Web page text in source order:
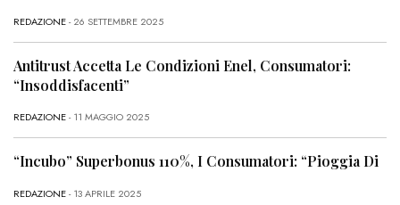
REDAZIONE- 26 SETTEMBRE 2025
Antitrust Accetta Le Condizioni Enel, Consumatori:
“Insoddisfacenti”
REDAZIONE- 11 MAGGIO 2025
“Incubo” Superbonus 110%, I Consumatori: “Pioggia Di
REDAZIONE- 13 APRILE 2025